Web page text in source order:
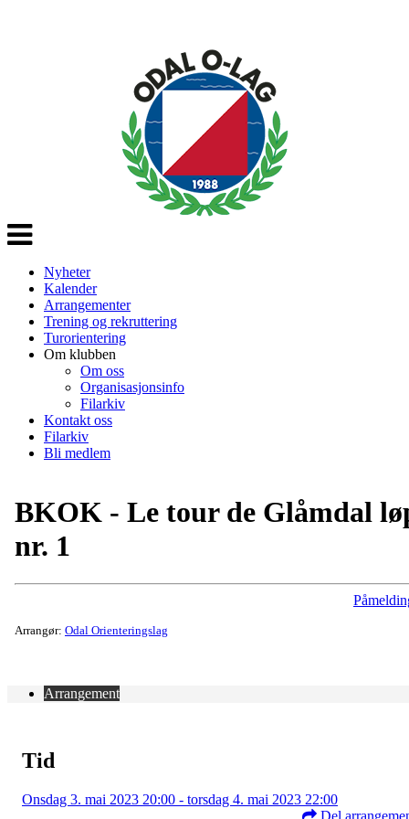
Veksle
navigasjon
Nyheter
Kalender
Arrangementer
Trening og rekruttering
Turorientering
Om klubben
Om oss
Organisasjonsinfo
Filarkiv
Kontakt oss
Filarkiv
Bli medlem
BKOK - Le tour de Glåmdal
nr. 1
Arrangør: Odal Orienteringslag
Arrangement
Tid
Onsdag 3. mai 2023 20:00 - torsdag 4. mai 2023 22:00
Del